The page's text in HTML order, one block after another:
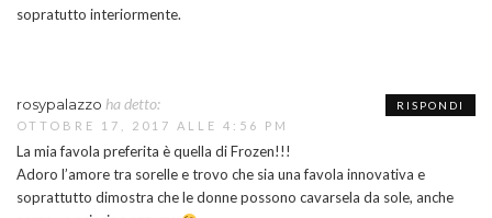
sopratutto interiormente.
rosypalazzo ha detto:
OTTOBRE 17, 2017 ALLE 4:56 PM
La mia favola preferita è quella di Frozen!!!
Adoro l’amore tra sorelle e trovo che sia una favola innovativa e
soprattutto dimostra che le donne possono cavarsela da sole, anche
RISPONDI